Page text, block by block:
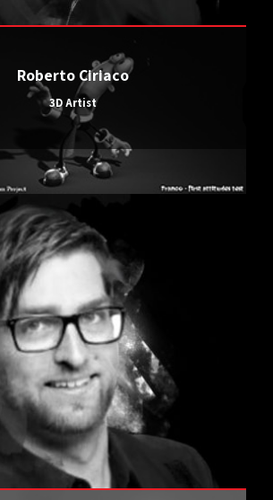
Roberto Ciriaco
3D Artist